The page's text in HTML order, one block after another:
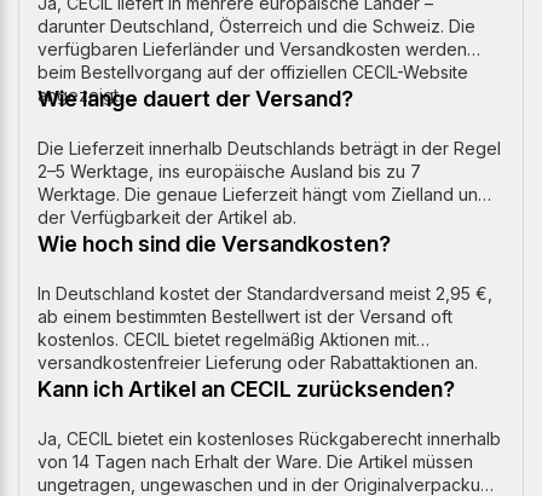
darunter Deutschland, Österreich und die Schweiz. Die
verfügbaren Lieferländer und Versandkosten werden
beim Bestellvorgang auf der offiziellen CECIL-Website
angezeigt.
Wie lange dauert der Versand?
Die Lieferzeit innerhalb Deutschlands beträgt in der Regel
2–5 Werktage, ins europäische Ausland bis zu 7
Werktage. Die genaue Lieferzeit hängt vom Zielland und
der Verfügbarkeit der Artikel ab.
Wie hoch sind die Versandkosten?
In Deutschland kostet der Standardversand meist 2,95 €,
ab einem bestimmten Bestellwert ist der Versand oft
kostenlos. CECIL bietet regelmäßig Aktionen mit
versandkostenfreier Lieferung oder Rabattaktionen an.
Kann ich Artikel an CECIL zurücksenden?
Ja, CECIL bietet ein kostenloses Rückgaberecht innerhalb
von 14 Tagen nach Erhalt der Ware. Die Artikel müssen
ungetragen, ungewaschen und in der Originalverpackung